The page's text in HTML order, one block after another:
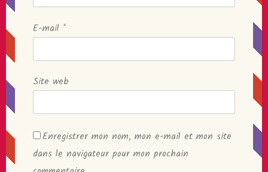
E-mail *
Site web
Enregistrer mon nom, mon e-mail et mon site
dans le navigateur pour mon prochain